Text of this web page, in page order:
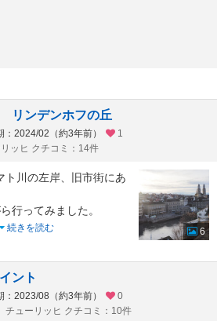
リンデンホフの丘
：2024/02（約3年前）
1
ッヒ クチコミ：14件
ト川の左岸、旧市街にあ
行ってみました。
続きを読む
6
ント
：2023/08（約3年前）
0
チューリッヒ クチコミ：10件